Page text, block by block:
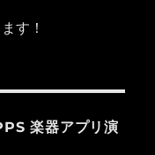
す！
楽器アプリ演